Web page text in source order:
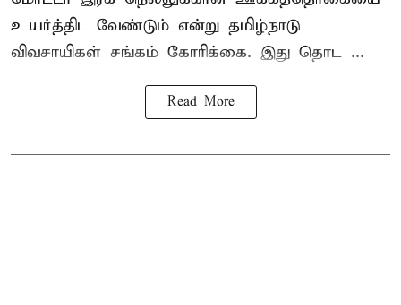
உயர்த்திட வேண்டும் என்று தமிழ்நாடு
விவசாயிகள் சங்கம் கோரிக்கை. இது தொட ...
Read More